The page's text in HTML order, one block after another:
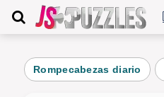
Rompecabezas diario